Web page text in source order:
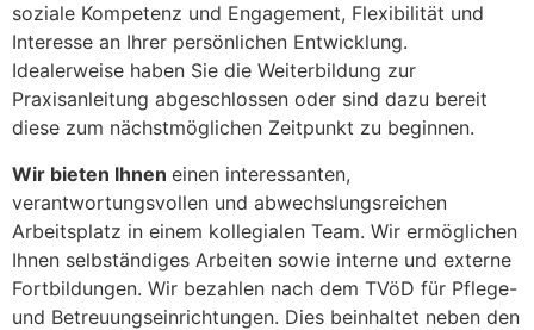
soziale Kompetenz und Engagement, Flexibilität und
Interesse an Ihrer persönlichen Entwicklung.
Idealerweise haben Sie die Weiterbildung zur
Praxisanleitung abgeschlossen oder sind dazu bereit
diese zum nächstmöglichen Zeitpunkt zu beginnen.
Wir bieten Ihnen einen interessanten,
verantwortungsvollen und abwechslungsreichen
Arbeitsplatz in einem kollegialen Team. Wir ermöglichen
Ihnen selbständiges Arbeiten sowie interne und externe
Fortbildungen. Wir bezahlen nach dem TVöD für Pflege-
und Betreuungseinrichtungen. Dies beinhaltet neben den